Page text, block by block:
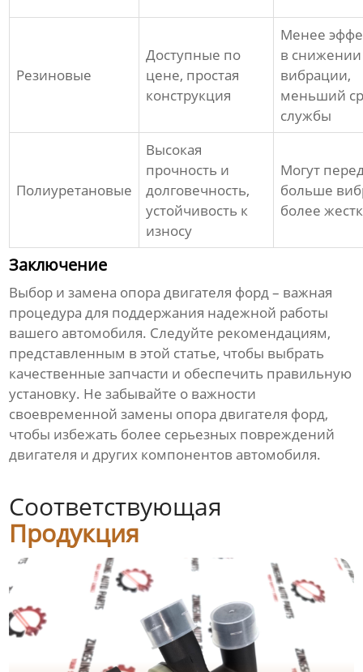
Резиновые
Доступные по
цене, простая
конструкция
Менее
в снижении
вибрации,
меньший
службы
Полиуретановые
Высокая
прочность и
долговечность,
устойчивость к
износу
Могут
больше
более
Заключение
Выбор и замена опора двигателя форд– важная
процедура для поддержания надежной работы
вашего автомобиля. Следуйте рекомендациям,
представленным в этой статье, чтобы выбрать
качественные запчасти и обеспечить правильную
установку. Не забывайте о важности
своевременной замены опора двигателя форд,
чтобы избежать более серьезных повреждений
двигателя и других компонентов автомобиля.
Соответствующая
Продукция